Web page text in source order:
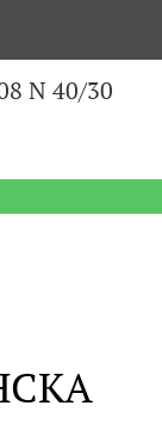
N 40/30